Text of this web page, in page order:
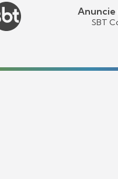
Anuncie
SBT